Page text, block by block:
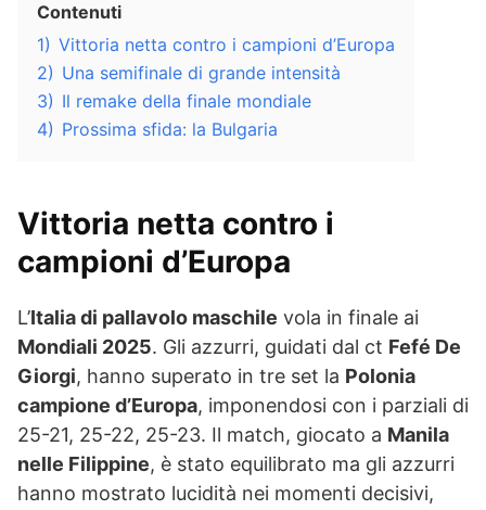
Contenuti
1) Vittoria netta contro i campioni d’Europa
2) Una semifinale di grande intensità
3) Il remake della finale mondiale
4) Prossima sfida: la Bulgaria
Vittoria netta contro i
campioni d’Europa
L’Italia di pallavolo maschile vola in finale ai
Mondiali 2025. Gli azzurri, guidati dal ct Fefé De
Giorgi, hanno superato in tre set la Polonia
campione d’Europa, imponendosi con i parziali di
25-21, 25-22, 25-23. Il match, giocato a Manila
nelle Filippine, è stato equilibrato ma gli azzurri
hanno mostrato lucidità nei momenti decisivi,